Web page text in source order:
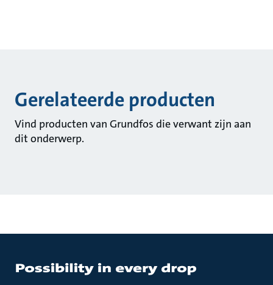
Gerelateerde producten
Vind producten van Grundfos die verwant zijn aan
dit onderwerp.